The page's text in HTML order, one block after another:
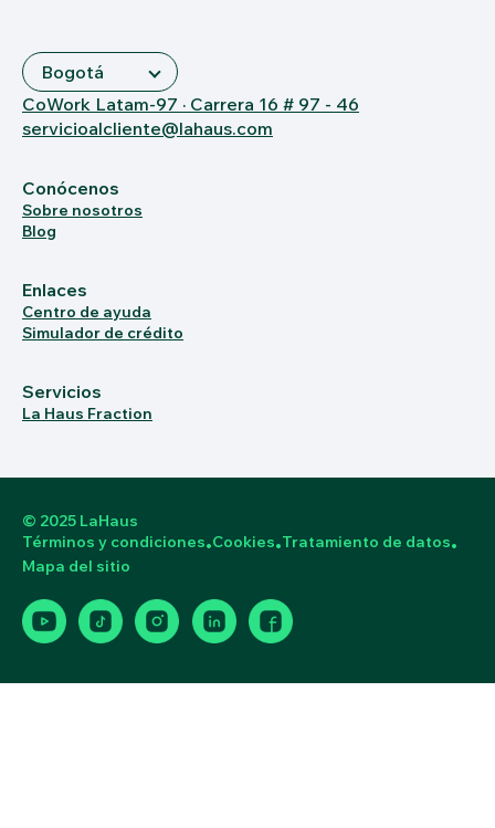
CoWork Latam-97 · Carrera 16 # 97 - 46
servicioalcliente@lahaus.com
Conócenos
Sobre nosotros
Blog
Enlaces
Centro de ayuda
Simulador de crédito
Servicios
La Haus Fraction
© 2025 LaHaus
Términos y condiciones•Cookies•Tratamiento de datos•
Mapa del sitio